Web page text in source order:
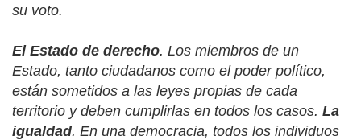
su voto.
El Estado de derecho. Los miembros de un
Estado, tanto ciudadanos como el poder político,
están sometidos a las leyes propias de cada
territorio y deben cumplirlas en todos los casos. La
igualdad. En una democracia, todos los individuos